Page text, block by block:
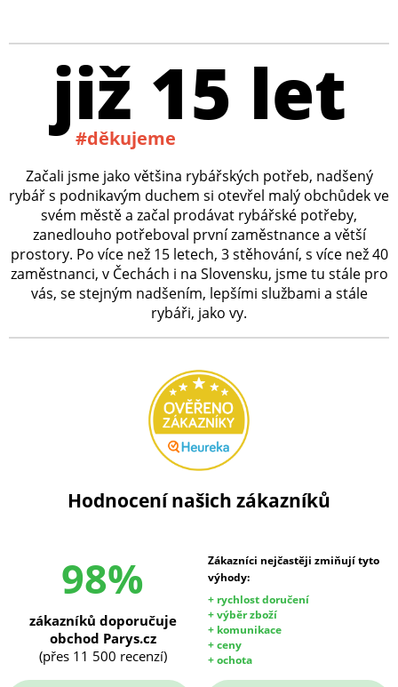
již 15 let
#děkujeme
Začali jsme jako většina rybářských potřeb, nadšený
rybář s podnikavým duchem si otevřel malý obchůdek ve
svém městě a začal prodávat rybářské potřeby,
zanedlouho potřeboval první zaměstnance a větší
prostory. Po více než 15 letech, 3 stěhování, s více než 40
zaměstnanci, v Čechách i na Slovensku, jsme tu stále pro
vás, se stejným nadšením, lepšími službami a stále
rybáři, jako vy.
Hodnocení našich zákazníků
98%
Zákazníci nejčastěji zmiňují tyto
výhody:
+ rychlost doručení
+ výběr zboží
+ komunikace
+ ceny
+ ochota
zákazníků doporučuje
obchod Parys.cz
(přes 11 500 recenzí)